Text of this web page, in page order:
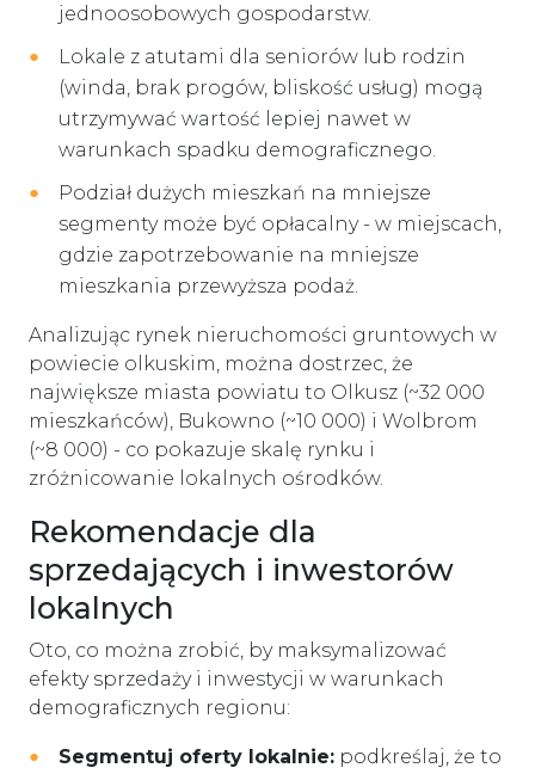
jednoosobowych gospodarstw.
Lokale z atutami dla seniorów lub rodzin
(winda, brak progów, bliskość usług) mogą
utrzymywać wartość lepiej nawet w
warunkach spadku demograficznego.
Podział dużych mieszkań na mniejsze
segmenty może być opłacalny - w miejscach,
gdzie zapotrzebowanie na mniejsze
mieszkania przewyższa podaż.
Analizując rynek nieruchomości gruntowych w
powiecie olkuskim, można dostrzec, że
największe miasta powiatu to Olkusz (~32 000
mieszkańców), Bukowno (~10 000) i Wolbrom
(~8 000) - co pokazuje skalę rynku i
zróżnicowanie lokalnych ośrodków.
Rekomendacje dla
sprzedających i inwestorów
lokalnych
Oto, co można zrobić, by maksymalizować
efekty sprzedaży i inwestycji w warunkach
demograficznych regionu:
Segmentuj oferty lokalnie: podkreślaj, że to